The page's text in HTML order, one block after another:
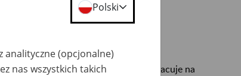
. Większość naszych pracowników pracuje na
Polski
analityczne (opcjonalne)
nas wszystkich takich